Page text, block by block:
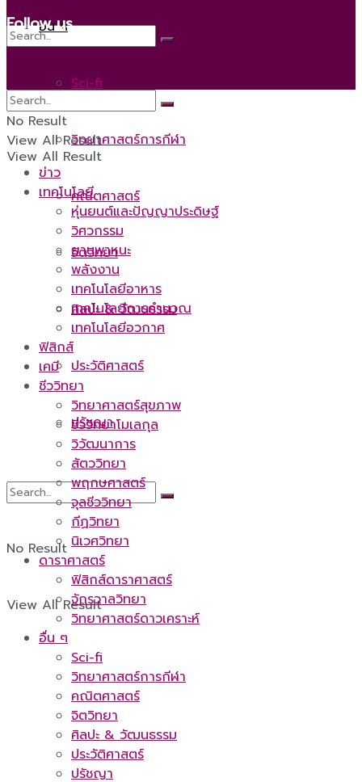
No Result
View All Result
อื่น ๆ
Sci-fi
วิทยาศาสตร์การกีฬา
คณิตศาสตร์
จิตวิทยา
ศิลปะ & วัฒนธรรม
ประวัติศาสตร์
ปรัชญา
No Result
View All Result
Follow us
No Result
View All Result
ข่าว
เทคโนโลยี
หุ่นยนต์และปัญญาประดิษฐ์
วิศวกรรม
ยานพาหนะ
พลังงาน
เทคโนโลยีอาหาร
เทคโนโลยีการคำนวณ
เทคโนโลยีอวกาศ
ฟิสิกส์
เคมี
ชีววิทยา
วิทยาศาสตร์สุขภาพ
ชีววิทยาโมเลกุล
วิวัฒนาการ
สัตววิทยา
พฤกษศาสตร์
จุลชีววิทยา
กีฏวิทยา
นิเวศวิทยา
ดาราศาสตร์
ฟิสิกส์ดาราศาสตร์
จักรวาลวิทยา
วิทยาศาสตร์ดาวเคราะห์
อื่น ๆ
Sci-fi
วิทยาศาสตร์การกีฬา
คณิตศาสตร์
จิตวิทยา
ศิลปะ & วัฒนธรรม
ประวัติศาสตร์
ปรัชญา